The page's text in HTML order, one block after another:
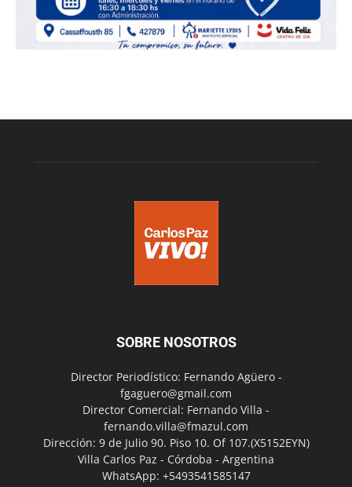
SOBRE NOSOTROS
Director Periodístico: Fernando Agüero -
fgaguero@gmail.com
Director Comercial: Fernando Villa -
fernando.villa@fmazul.com
Dirección: 9 de Julio 90. Piso 10. Of 107.(X5152EYN)
Villa Carlos Paz - Córdoba - Argentina
WhatsApp: +5493541585147